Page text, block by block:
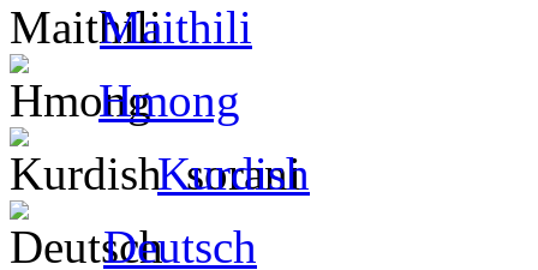
Maithili
Hmong
Kurdish
Deutsch